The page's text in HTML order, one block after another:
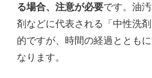
る場合、注意が必要です。油
剤などに代表される「中性洗
的ですが、時間の経過ととも
なります。